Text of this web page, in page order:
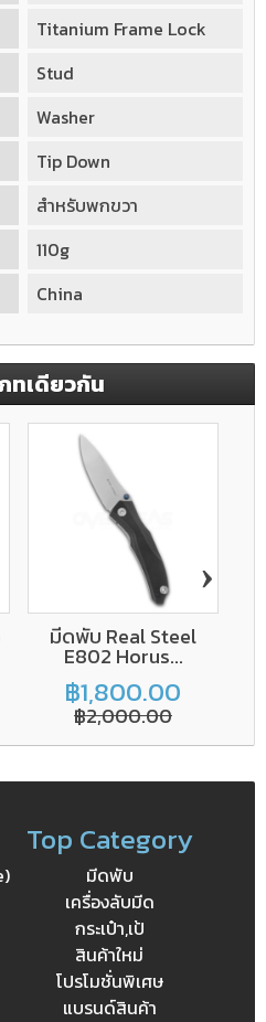
Titanium Frame Lock
Stud
Washer
Tip Down
สำหรับพกขวา
110g
China
ทเดียวกัน
มีดพับ Real Steel
E802 Horus...
฿1,800.00
฿2,000.00
›
Top Category
มีดพับ
เครื่องลับมีด
กระเป๋า,เป้
สินค้าใหม่
โปรโมชั่นพิเศษ
แบรนด์สินค้า